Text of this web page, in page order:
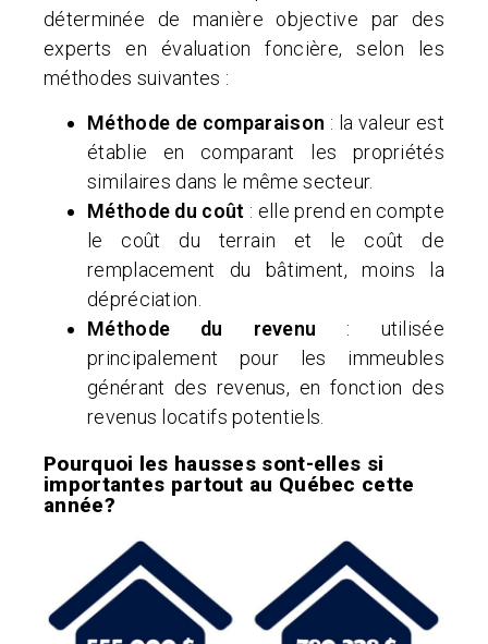
déterminée de manière objective par des
experts en évaluation foncière, selon les
méthodes suivantes :
Méthode de comparaison : la valeur est
établie en comparant les propriétés
similaires dans le même secteur.
Méthode du coût : elle prend en compte
le coût du terrain et le coût de
remplacement du bâtiment, moins la
dépréciation.
Méthode du revenu : utilisée
principalement pour les immeubles
générant des revenus, en fonction des
revenus locatifs potentiels.
Pourquoi les hausses sont-elles si
importantes partout au Québec cette
année?